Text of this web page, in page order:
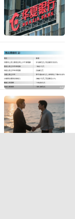
股份净利由
收入约1.58
归属净利润
实现扣非后归
转亏。对于净
要系行业周
暂时性变动